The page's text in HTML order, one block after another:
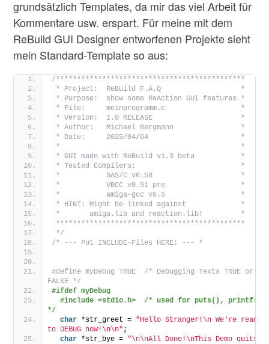
grundsätzlich Templates, da mir das viel Arbeit für
Kommentare usw. erspart. Für meine mit dem
ReBuild GUI Designer entworfenen Projekte sieht
mein Standard-Template so aus:
/*********************************************
* Project:  ReBuild F.A.Q                   *
* Purpose:  show some ReAction GUI features *
* File:     meinprogramm.c                  *
* Version:  1.0 RELEASE                     *
* Author:   Michael Bergmann                *
* Date:     2025/04/04                      *
*                                           *
* GUI made with ReBuild v1.3 beta           *
* Tested Compilers:                         *
*           SAS/C v6.58                     *
*           VBCC v0.91 pre                  *
*           amiga-gcc v6.5                  *
* HINT: Might be linked against             *
*       amiga.lib and reaction.lib!         *
*********************************************
*/
/* --- Put INCLUDE-Files HERE: --- *
#define myDebug TRUE  /* Debugging Texts TRUE or
FALSE */
#ifdef myDebug
#include <stdio.h>  /* used for puts(), printf()
*/
char *str_greet = "Hello Stranger!\n We're ready
to DEBUG now!\n\n" ;
char *str_bye = "\n\nAll Done!\nThis Demo quits